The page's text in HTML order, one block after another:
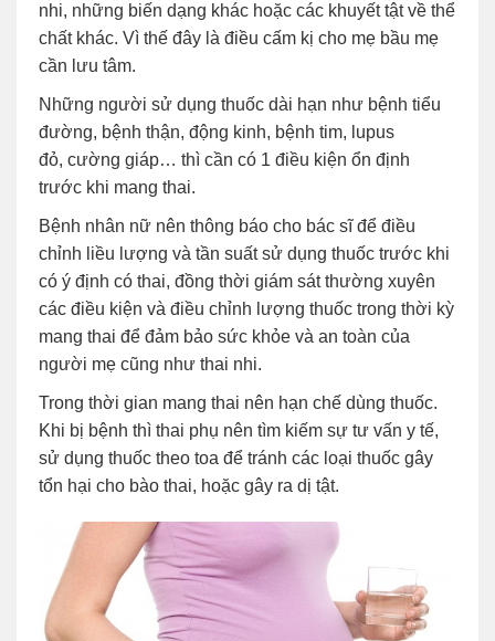
nhi, những biến dạng khác hoặc các khuyết tật về thể
chất khác. Vì thế đây là điều cấm kị cho mẹ bầu mẹ
cần lưu tâm.
Những người sử dụng thuốc dài hạn như bệnh tiểu
đường, bệnh thận, động kinh, bệnh tim, lupus
đỏ, cường giáp… thì cần có 1 điều kiện ổn định
trước khi mang thai.
Bệnh nhân nữ nên thông báo cho bác sĩ để điều
chỉnh liều lượng và tần suất sử dụng thuốc trước khi
có ý định có thai, đồng thời giám sát thường xuyên
các điều kiện và điều chỉnh lượng thuốc trong thời kỳ
mang thai để đảm bảo sức khỏe và an toàn của
người mẹ cũng như thai nhi.
Trong thời gian mang thai nên hạn chế dùng thuốc.
Khi bị bệnh thì thai phụ nên tìm kiếm sự tư vấn y tế,
sử dụng thuốc theo toa để tránh các loại thuốc gây
tổn hại cho bào thai, hoặc gây ra dị tật.